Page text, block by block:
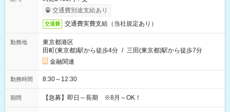
交通費別途支給あり
交通費 交通費実費支給（当社規定あり）
勤務地
東京都港区
田町(東京都)駅から徒歩4分 / 三田(東京都)駅から徒歩7分
金融関連
勤務時間 8:30～12:30
期間 【急募】即日～長期 ※8月～OK！